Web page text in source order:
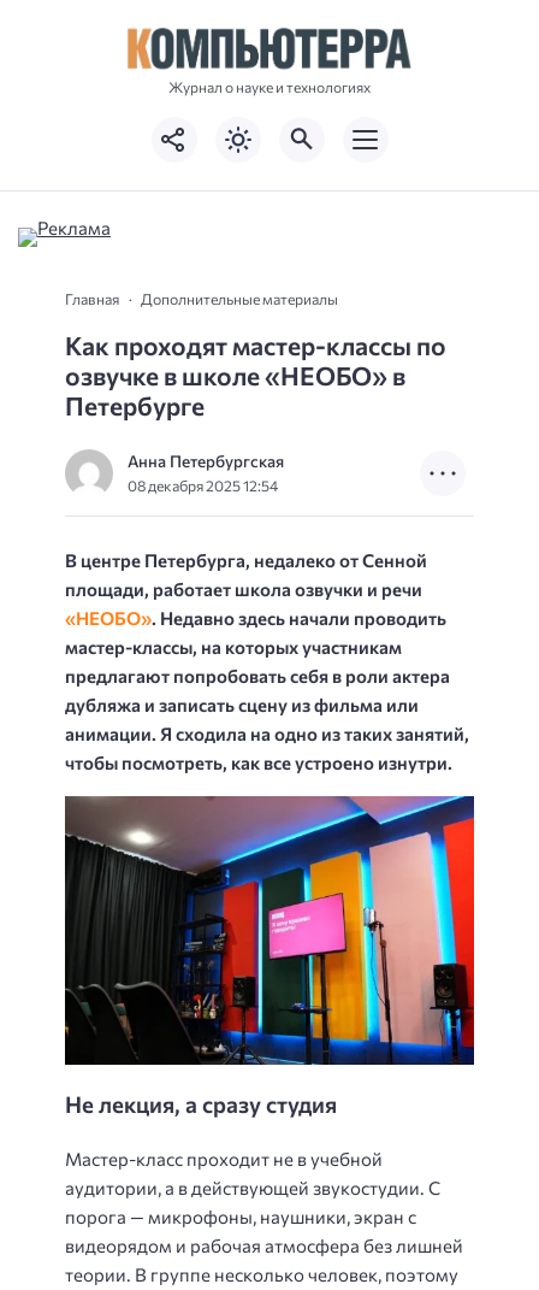
Журнал о науке и технологиях
Главная Дополнительные материалы
Как проходят мастер-классы по
озвучке в школе «НЕОБО» в
Петербурге
Анна Петербургская
08 декабря 2025 12:54
В центре Петербурга, недалеко от Сенной
площади, работает школа озвучки и речи
«НЕОБО». Недавно здесь начали проводить
мастер-классы, на которых участникам
предлагают попробовать себя в роли актера
дубляжа и записать сцену из фильма или
анимации. Я сходила на одно из таких занятий,
чтобы посмотреть, как все устроено изнутри.
Не лекция, а сразу студия
Мастер-класс проходит не в учебной
аудитории, а в действующей звукостудии. С
порога — микрофоны, наушники, экран с
видеорядом и рабочая атмосфера без лишней
теории. В группе несколько человек, поэтому